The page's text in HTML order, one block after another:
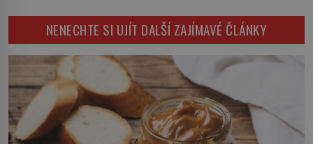
dokáže příroda a napovídá, kde
bychom jednou […]
energie. Právě na tu se zaměří
pozornost dvojice zkušených
astronomů. Namísto ní ale objeví
něco mnohem hmatatelnějšího.
Naprosto rekordní kometu!
Astronomové Pedro Bernardinelli a
Gary Bernstein mravenčí prací
zkoumají archivní snímky v rámci
Průzkumu temné energie […]
NENECHTE SI UJÍT DALŠÍ ZAJÍMAVÉ ČLÁNKY